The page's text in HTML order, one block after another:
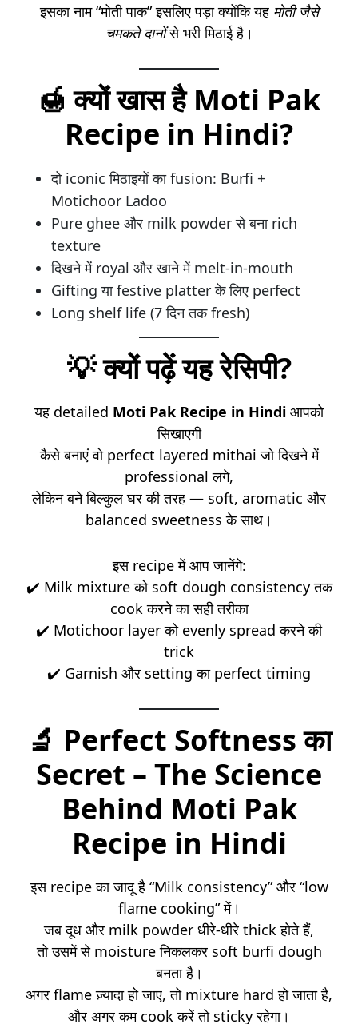
इसका नाम “मोती पाक” इसलिए पड़ा क्योंकि यह मोती जैसे
चमकते दानोंसे भरी मिठाई है।
🍯क्यों खास है Moti Pak
Recipe in Hindi?
दो iconic मिठाइयों का fusion: Burfi +
Motichoor Ladoo
Pure ghee और milk powder से बना rich
texture
दिखने में royal और खाने में melt-in-mouth
Gifting या festive platter के लिए perfect
Long shelf life (7 दिन तक fresh)
💡क्यों पढ़ें यह रेसिपी?
यह detailed Moti Pak Recipe in Hindi आपको
सिखाएगी
कैसे बनाएं वो perfect layered mithai जो दिखने में
professional लगे,
लेकिन बने बिल्कुल घर की तरह — soft, aromatic और
balanced sweetness के साथ।
इस recipe में आप जानेंगे:
✔️ Milk mixture को soft dough consistency तक
cook करने का सही तरीका
✔️ Motichoor layer को evenly spread करने की
trick
✔️ Garnish और setting का perfect timing
🔬 Perfect Softness का
Secret – The Science
Behind Moti Pak
Recipe in Hindi
इस recipe का जादू है “Milk consistency” और “low
flame cooking” में।
जब दूध और milk powder धीरे-धीरे thick होते हैं,
तो उसमें से moisture निकलकर soft burfi dough
बनता है।
अगर flame ज़्यादा हो जाए, तो mixture hard हो जाता है,
और अगर कम cook करें तो sticky रहेगा।